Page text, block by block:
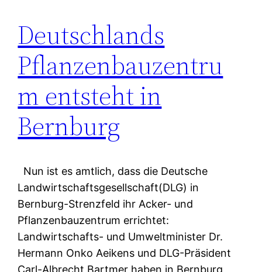
Deutschlands
Pflanzenbauzentru
m entsteht in
Bernburg
Nun ist es amtlich, dass die Deutsche
Landwirtschaftsgesellschaft(DLG) in
Bernburg-Strenzfeld ihr Acker- und
Pflanzenbauzentrum errichtet:
Landwirtschafts- und Umweltminister Dr.
Hermann Onko Aeikens und DLG-Präsident
Carl-Albrecht Bartmer haben in Bernburg